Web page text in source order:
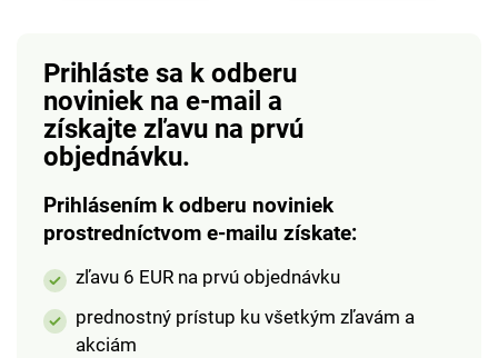
Prihláste sa k odberu
noviniek na e-mail a
získajte zľavu na prvú
objednávku.
Prihlásením k odberu noviniek
prostredníctvom e-mailu získate:
zľavu 6 EUR na prvú objednávku
prednostný prístup ku všetkým zľavám a
akciám